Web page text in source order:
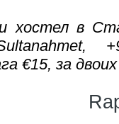
хостел в
€15, за